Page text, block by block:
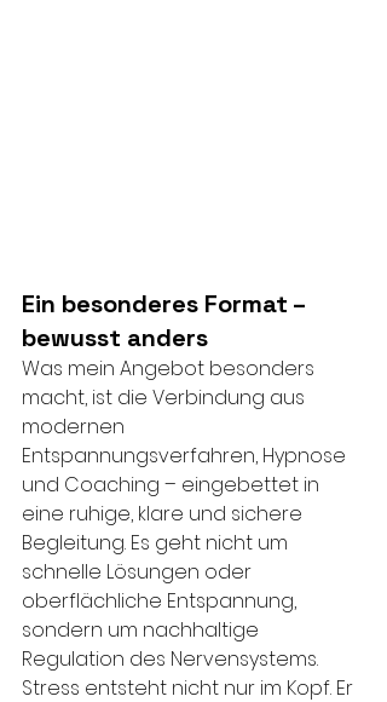
Ein besonderes Format –
bewusst anders
Was mein Angebot besonders
macht, ist die Verbindung aus
modernen
Entspannungsverfahren, Hypnose
und Coaching – eingebettet in
eine ruhige, klare und sichere
Begleitung. Es geht nicht um
schnelle Lösungen oder
oberflächliche Entspannung,
sondern um nachhaltige
Regulation des Nervensystems.
Stress entsteht nicht nur im Kopf. Er